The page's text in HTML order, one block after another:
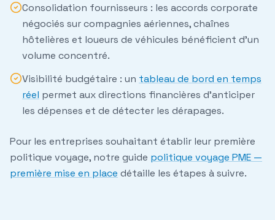
Consolidation fournisseurs : les accords corporate
négociés sur compagnies aériennes, chaînes
hôtelières et loueurs de véhicules bénéficient d'un
volume concentré.
Visibilité budgétaire : un tableau de bord en temps
réel permet aux directions financières d'anticiper
les dépenses et de détecter les dérapages.
Pour les entreprises souhaitant établir leur première
politique voyage, notre guide politique voyage PME —
première mise en place détaille les étapes à suivre.